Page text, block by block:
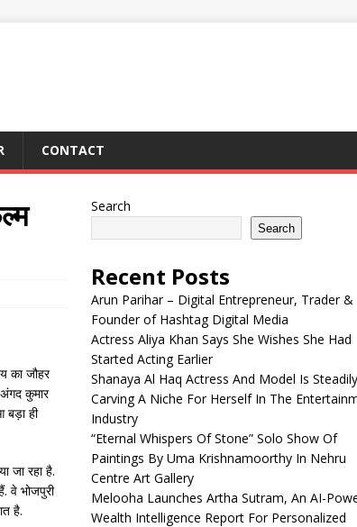
CONTACT
का जौहर
कुमार
ही
जा रहा है.
वे भोजपुरी
है.
Search
Search
Recent Posts
Arun Parihar – Digital Entrepreneur, Trader &
Founder of Hashtag Digital Media
Actress Aliya Khan Says She Wishes She Had
Started Acting Earlier
Shanaya Al Haq Actress And Model Is Steadily
Carving A Niche For Herself In The
Industry
“Eternal Whispers Of Stone” Solo Show Of
Paintings By Uma Krishnamoorthy In Nehru
Centre Art Gallery
Melooha Launches Artha Sutram, An AI-
Wealth Intelligence Report For Personalized